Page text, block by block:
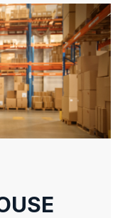
ruimte
dat je